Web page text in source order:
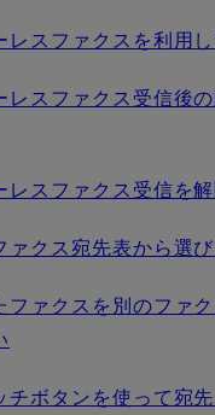
レスファクスを利用
レスファクス受信後
レスファクス受信を
ァクス宛先表から選
ファクスを別のファ
チボタンを使って宛